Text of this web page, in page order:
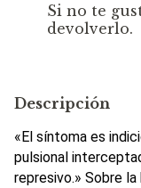
Si no te
devolverlo.
Descripción
«El síntoma es
pulsional
represivo.» Sobre